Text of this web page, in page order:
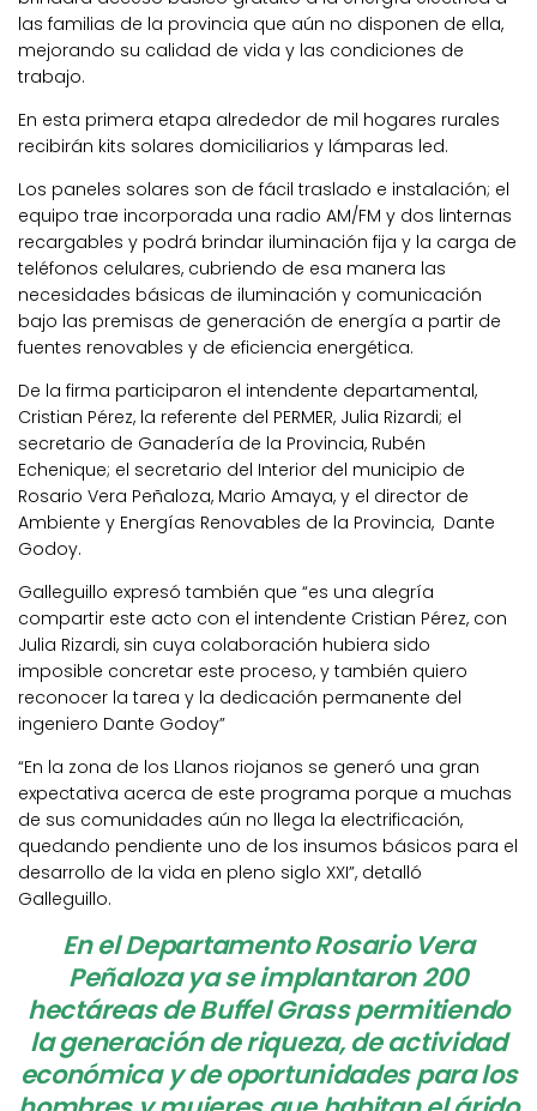
las familias de la provincia que aún no disponen de ella,
mejorando su calidad de vida y las condiciones de
trabajo.
En esta primera etapa alrededor de mil hogares rurales
recibirán kits solares domiciliarios y lámparas led.
Los paneles solares son de fácil traslado e instalación; el
equipo trae incorporada una radio AM/FM y dos linternas
recargables y podrá brindar iluminación fija y la carga de
teléfonos celulares, cubriendo de esa manera las
necesidades básicas de iluminación y comunicación
bajo las premisas de generación de energía a partir de
fuentes renovables y de eficiencia energética.
De la firma participaron el intendente departamental,
Cristian Pérez, la referente del PERMER, Julia Rizardi; el
secretario de Ganadería de la Provincia, Rubén
Echenique; el secretario del Interior del municipio de
Rosario Vera Peñaloza, Mario Amaya, y el director de
Ambiente y Energías Renovables de la Provincia, Dante
Godoy.
Galleguillo expresó también que “es una alegría
compartir este acto con el intendente Cristian Pérez, con
Julia Rizardi, sin cuya colaboración hubiera sido
imposible concretar este proceso, y también quiero
reconocer la tarea y la dedicación permanente del
ingeniero Dante Godoy”
“En la zona de los Llanos riojanos se generó una gran
expectativa acerca de este programa porque a muchas
de sus comunidades aún no llega la electrificación,
quedando pendiente uno de los insumos básicos para el
desarrollo de la vida en pleno siglo XXI”, detalló
Galleguillo.
En el Departamento Rosario Vera
Peñaloza ya se implantaron 200
hectáreas de Buffel Grass permitiendo
la generación de riqueza, de actividad
económica y de oportunidades para los